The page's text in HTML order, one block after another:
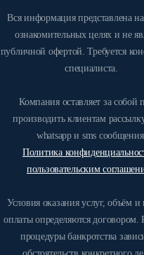
Вся информация представлена
ознакомительных целях и не
публичной офертой. Требуется
специалиста.
Компания оставляет за собой
производить клиентам
whatsapp и sms
Политика
пользовательским
Условия оказания услуг, объём и
оплаты определяются договором.
процедуры банкротства